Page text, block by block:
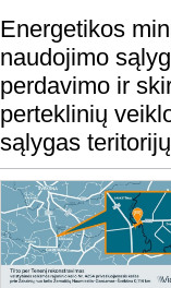
Energetikos
naudojimo
perdavimo ir
perteklinių
sąlygas